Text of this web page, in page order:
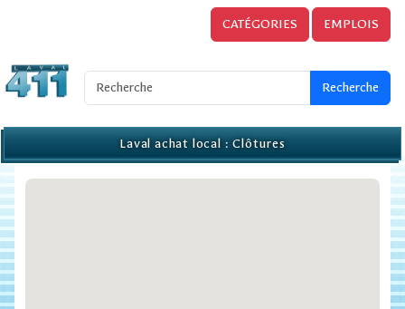
CATÉGORIES EMPLOIS
Laval achat local : Clôtures